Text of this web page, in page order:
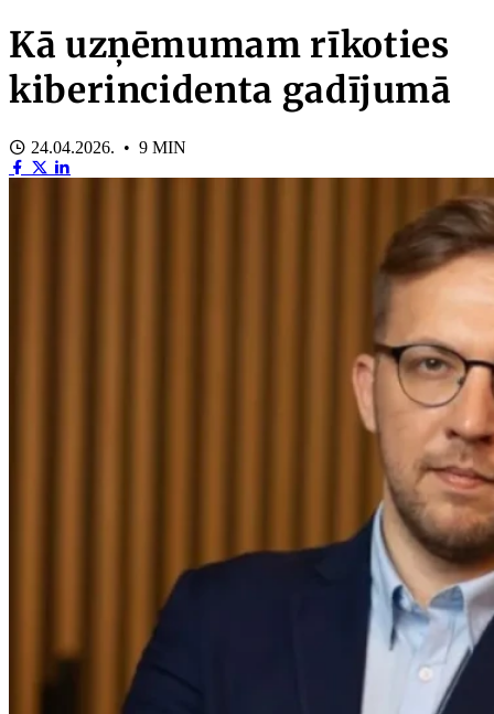
Kā uzņēmumam rīkoties
kiberincidenta gadījumā
24.04.2026. • 9 MIN